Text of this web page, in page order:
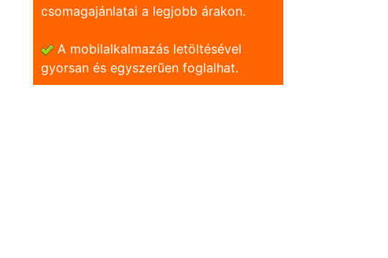
csomagajánlatai a legjobb árakon.
A mobilalkalmazás letöltésével
gyorsan és egyszerũen foglalhat.